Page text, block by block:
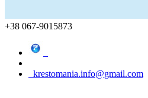
+38 067-9015873
krestomania.info@gmail.com